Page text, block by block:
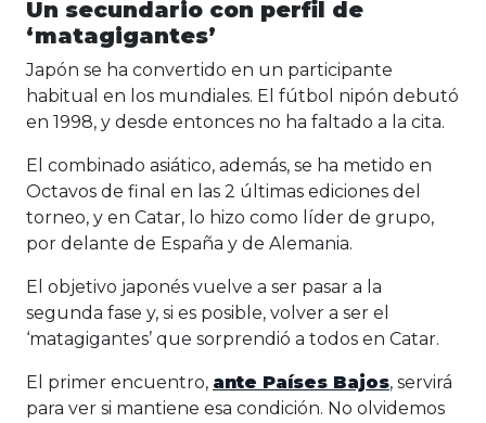
Un secundario con perfil de
‘matagigantes’
Japón se ha convertido en un participante
habitual en los mundiales. El fútbol nipón debutó
en 1998, y desde entonces no ha faltado a la cita.
El combinado asiático, además, se ha metido en
Octavos de final en las 2 últimas ediciones del
torneo, y en Catar, lo hizo como líder de grupo,
por delante de España y de Alemania.
El objetivo japonés vuelve a ser pasar a la
segunda fase y, si es posible, volver a ser el
‘matagigantes’ que sorprendió a todos en Catar.
El primer encuentro, ante Países Bajos, servirá
para ver si mantiene esa condición. No olvidemos